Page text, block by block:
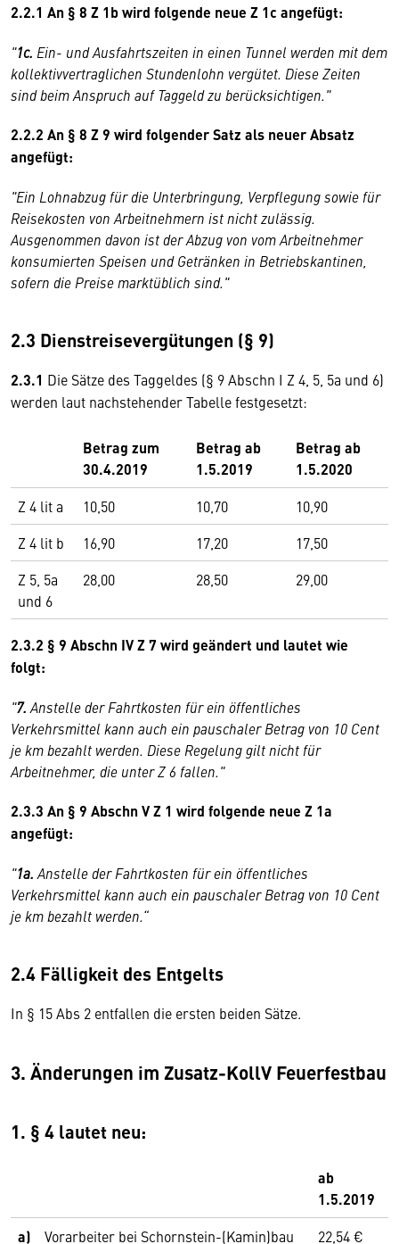
2.2.1 An § 8 Z 1b wird folgende neue Z 1c angefügt:
"1c. Ein- und Ausfahrtszeiten in einen Tunnel werden mit dem
kollektivvertraglichen Stundenlohn vergütet. Diese Zeiten
sind beim Anspruch auf Taggeld zu berücksichtigen."
2.2.2 An § 8 Z 9 wird folgender Satz als neuer Absatz
angefügt:
"Ein Lohnabzug für die Unterbringung, Verpflegung sowie für
Reisekosten von Arbeitnehmern ist nicht zulässig.
Ausgenommen davon ist der Abzug von vom Arbeitnehmer
konsumierten Speisen und Getränken in Betriebskantinen,
sofern die Preise marktüblich sind."
2.3 Dienstreisevergütungen (§ 9)
2.3.1 Die Sätze des Taggeldes (§ 9 Abschn I Z 4, 5, 5a und 6)
werden laut nachstehender Tabelle festgesetzt:
Betrag zum
30.4.2019
Betrag ab
1.5.2019
Betrag ab
1.5.2020
Z 4 lit a 10,50 10,70
10,90
Z 4 lit b
16,90 17,20
17,50
Z 5, 5a
und 6
28,00 28,50 29,00
2.3.2 § 9 Abschn IV Z 7 wird geändert und lautet wie
folgt:
"7. Anstelle der Fahrtkosten für ein öffentliches
Verkehrsmittel kann auch ein pauschaler Betrag von 10 Cent
je km bezahlt werden. Diese Regelung gilt nicht für
Arbeitnehmer, die unter Z 6 fallen."
2.3.3 An § 9 Abschn V Z 1 wird folgende neue Z 1a
angefügt:
"1a. Anstelle der Fahrtkosten für ein öffentliches
Verkehrsmittel kann auch ein pauschaler Betrag von 10 Cent
je km bezahlt werden.“
2.4 Fälligkeit des Entgelts
In § 15 Abs 2 entfallen die ersten beiden Sätze.
3. Änderungen im Zusatz-KollV Feuerfestbau
1. § 4 lautet neu:
ab
1.5.2019
a)
Vorarbeiter bei Schornstein-(Kamin)bau 22,54 €